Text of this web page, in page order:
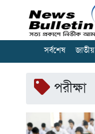
সর্বশেষ জাতীয়
পরীক্ষা